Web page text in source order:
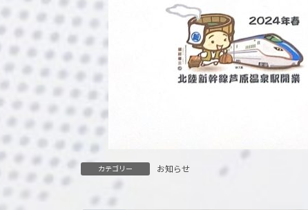
カテゴリー お知らせ